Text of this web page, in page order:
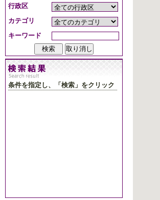
行政区
カテゴリ
キーワード
条件を指定し、「検索」をクリック